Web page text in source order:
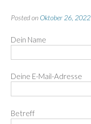
Posted on Oktober 26, 2022
Dein Name
Deine E-Mail-Adresse
Betreff